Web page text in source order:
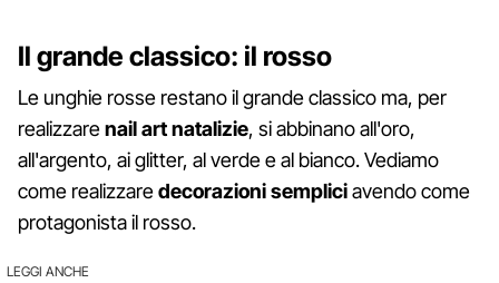
Il grande classico: il rosso
Le unghie rosse restano il grande classico ma, per
realizzarenail art natalizie, si abbinano all'oro,
all'argento, ai glitter, al verde e al bianco. Vediamo
come realizzaredecorazioni sempliciavendo come
protagonista il rosso.
LEGGI ANCHE